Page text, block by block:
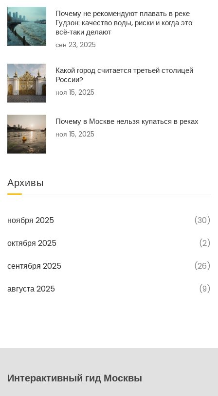
Почему не рекомендуют плавать в реке
Гудзон: качество воды, риски и когда это
всё‑таки делают
сен 23, 2025
Какой город считается третьей столицей
России?
ноя 15, 2025
Почему в Москве нельзя купаться в реках
ноя 15, 2025
Архивы
ноября 2025 (30)
октября 2025 (2)
сентября 2025 (26)
августа 2025 (9)
Интерактивный гид Москвы